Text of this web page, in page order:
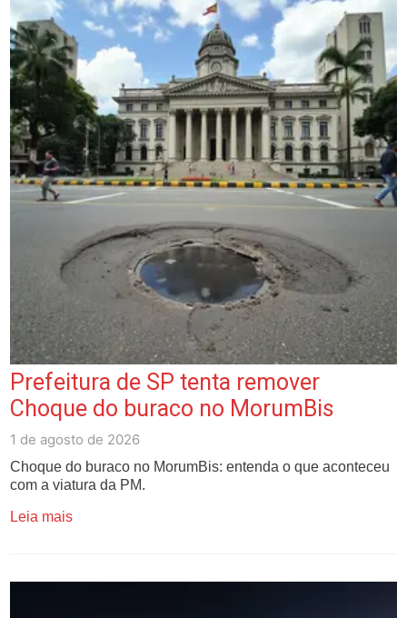
Prefeitura de SP tenta remover
Choque do buraco no MorumBis
1 de agosto de 2026
Choque do buraco no MorumBis: entenda o que aconteceu
com a viatura da PM.
Leia mais